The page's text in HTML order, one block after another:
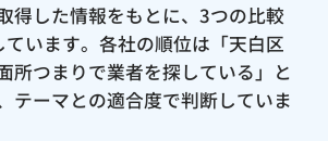
得した情報をもとに、3つの比較
います。各社の順位は「天白区
所つまりで業者を探している」と
テーマとの適合度で判断していま